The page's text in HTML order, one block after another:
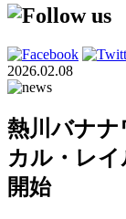
2026.02.08
熱川バナ
カル・レ
開始